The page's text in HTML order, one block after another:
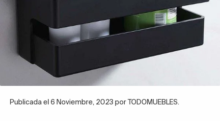
Publicada el 6 Noviembre, 2023 por TODOMUEBLES.